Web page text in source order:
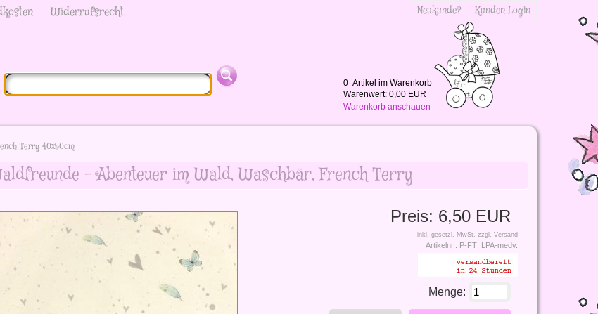
Widerrufsrecht
0 Artikel im Warenkorb
Warenwert: 0,00 EUR
Warenkorb anschauen
Kunden Login
Neukunde?
Terry 40x50cm
- Abenteuer im Wald, Waschbär, French Terry
Preis: 6,50 EUR
inkl. gesetzl. MwSt. zzgl. Versand
Artikelnr.: P-FT_LPA-medv.
Menge: